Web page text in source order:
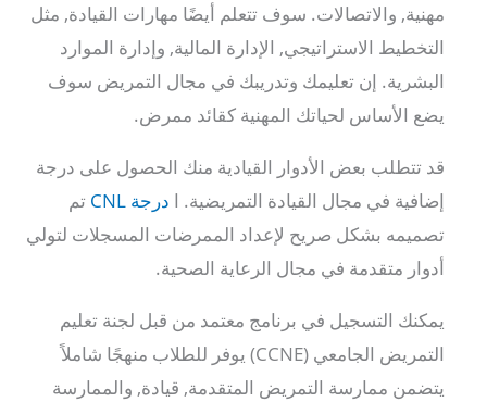
مهنية, والاتصالات. سوف تتعلم أيضًا مهارات القيادة, مثل
التخطيط الاستراتيجي, الإدارة المالية, وإدارة الموارد
البشرية. إن تعليمك وتدريبك في مجال التمريض سوف
يضع الأساس لحياتك المهنية كقائد ممرض.
قد تتطلب بعض الأدوار القيادية منك الحصول على درجة
إضافية في مجال القيادة التمريضية. ا درجة CNL
تم
تصميمه بشكل صريح لإعداد الممرضات المسجلات لتولي
أدوار متقدمة في مجال الرعاية الصحية.
يمكنك التسجيل في برنامج معتمد من قبل لجنة تعليم
التمريض الجامعي (CCNE) يوفر للطلاب منهجًا شاملاً
يتضمن ممارسة التمريض المتقدمة, قيادة, والممارسة